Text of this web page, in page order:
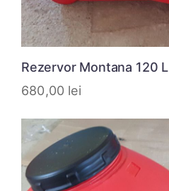
Rezervor Montana 120 L
680,00 lei